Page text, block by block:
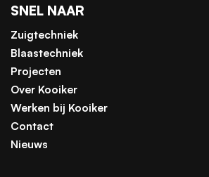
SNEL NAAR
Zuigtechniek
Blaastechniek
Projecten
Over Kooiker
Werken bij Kooiker
Contact
Nieuws